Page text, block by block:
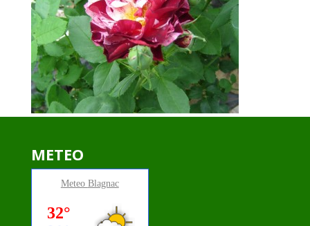
METEO
Meteo Blagnac